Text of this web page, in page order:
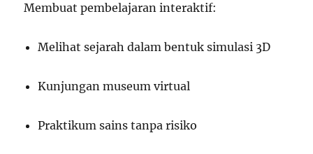
Membuat pembelajaran interaktif:
Melihat sejarah dalam bentuk simulasi 3D
Kunjungan museum virtual
Praktikum sains tanpa risiko